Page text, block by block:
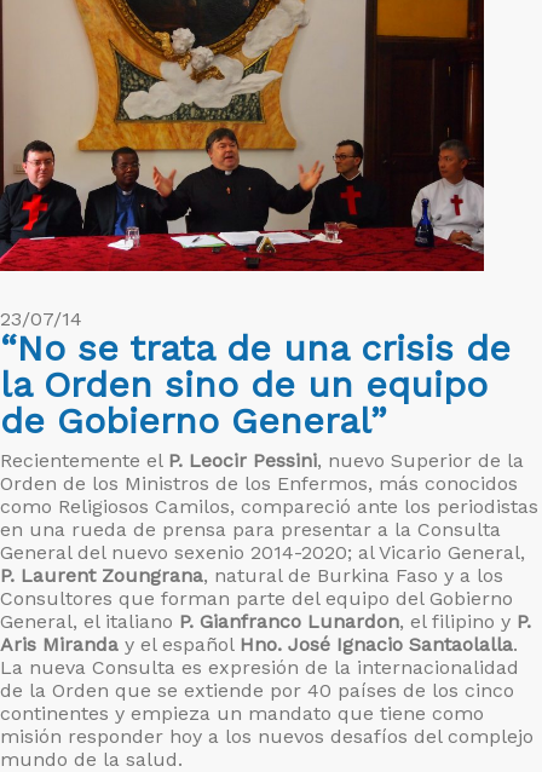
23/07/14
“No se trata de una crisis de
la Orden sino de un equipo
de Gobierno General”
Recientemente el P. Leocir Pessini, nuevo Superior de la
Orden de los Ministros de los Enfermos, más conocidos
como Religiosos Camilos, compareció ante los periodistas
en una rueda de prensa para presentar a la Consulta
General del nuevo sexenio 2014-2020; al Vicario General,
P. Laurent Zoungrana, natural de Burkina Faso y a los
Consultores que forman parte del equipo del Gobierno
General, el italiano P. Gianfranco Lunardon, el filipino y P.
Aris Miranda y el español Hno. José Ignacio Santaolalla.
La nueva Consulta es expresión de la internacionalidad
de la Orden que se extiende por 40 países de los cinco
continentes y empieza un mandato que tiene como
misión responder hoy a los nuevos desafíos del complejo
mundo de la salud.